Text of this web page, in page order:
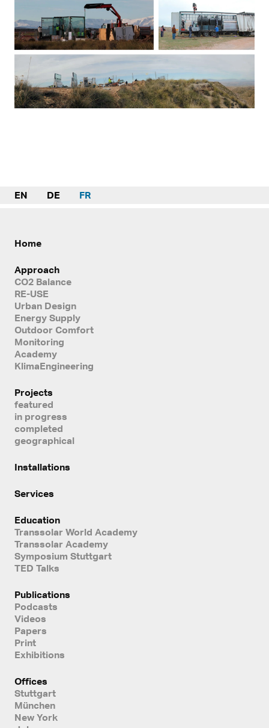
EN DE FR
Home
Approach
CO2 Balance
RE-USE
Urban Design
Energy Supply
Outdoor Comfort
Monitoring
Academy
KlimaEngineering
Projects
featured
in progress
completed
geographical
Installations
Services
Education
Transsolar World Academy
Transsolar Academy
Symposium Stuttgart
TED Talks
Publications
Podcasts
Videos
Papers
Print
Exhibitions
Offices
Stuttgart
München
New York